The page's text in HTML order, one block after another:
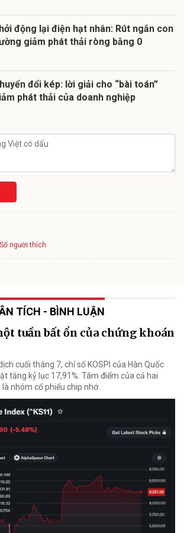
động lại điện hạt nhân: Rút ngắn con
giảm phát thải ròng bằng 0
đổi kép: lời giải cho “bài toán”
phát thải của doanh nghiệp
Số người thích
TÍCH - BÌNH LUẬN
tuần bất ổn của chứng khoán
cuối tháng 7, chỉ số KOSPI của Hàn Quốc
tăng kỷ lục 17,91%. Tâm điểm của cả hai
nhóm cổ phiếu chip nhớ.